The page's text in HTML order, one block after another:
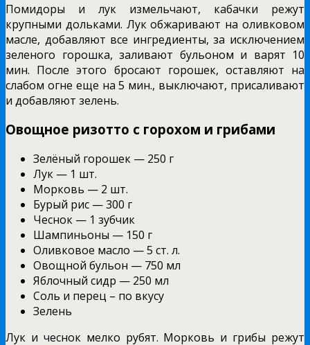
Помидоры и лук измельчают, кабачки режут
крупными дольками. Лук обжаривают на оливковом
масле, добавляют все ингредиенты, за исключением
зеленого горошка, заливают бульоном и варят 10
мин. После этого бросают горошек, оставляют на
слабом огне еще на 5 мин., выключают, присаливают
и добавляют зелень.
Овощное ризотто с горохом и грибами
Зелёный горошек — 250 г
Лук — 1 шт.
Морковь — 2 шт.
Бурый рис — 300 г
Чеснок — 1 зубчик
Шампиньоны — 150 г
Оливковое масло — 5 ст. л.
Овощной бульон — 750 мл
Яблочный сидр — 250 мл
Соль и перец – по вкусу
Зелень
Лук и чеснок мелко рубят. Морковь и грибы режут